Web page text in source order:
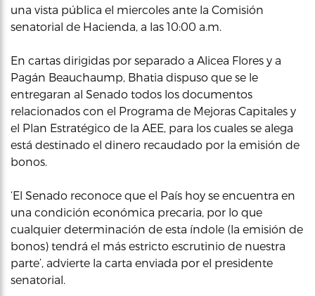
una vista pública el miercoles ante la Comisión
senatorial de Hacienda, a las 10:00 a.m.
En cartas dirigidas por separado a Alicea Flores y a
Pagán Beauchaump, Bhatia dispuso que se le
entregaran al Senado todos los documentos
relacionados con el Programa de Mejoras Capitales y
el Plan Estratégico de la AEE, para los cuales se alega
está destinado el dinero recaudado por la emisión de
bonos.
‘El Senado reconoce que el País hoy se encuentra en
una condición económica precaria, por lo que
cualquier determinación de esta índole (la emisión de
bonos) tendrá el más estricto escrutinio de nuestra
parte’, advierte la carta enviada por el presidente
senatorial.